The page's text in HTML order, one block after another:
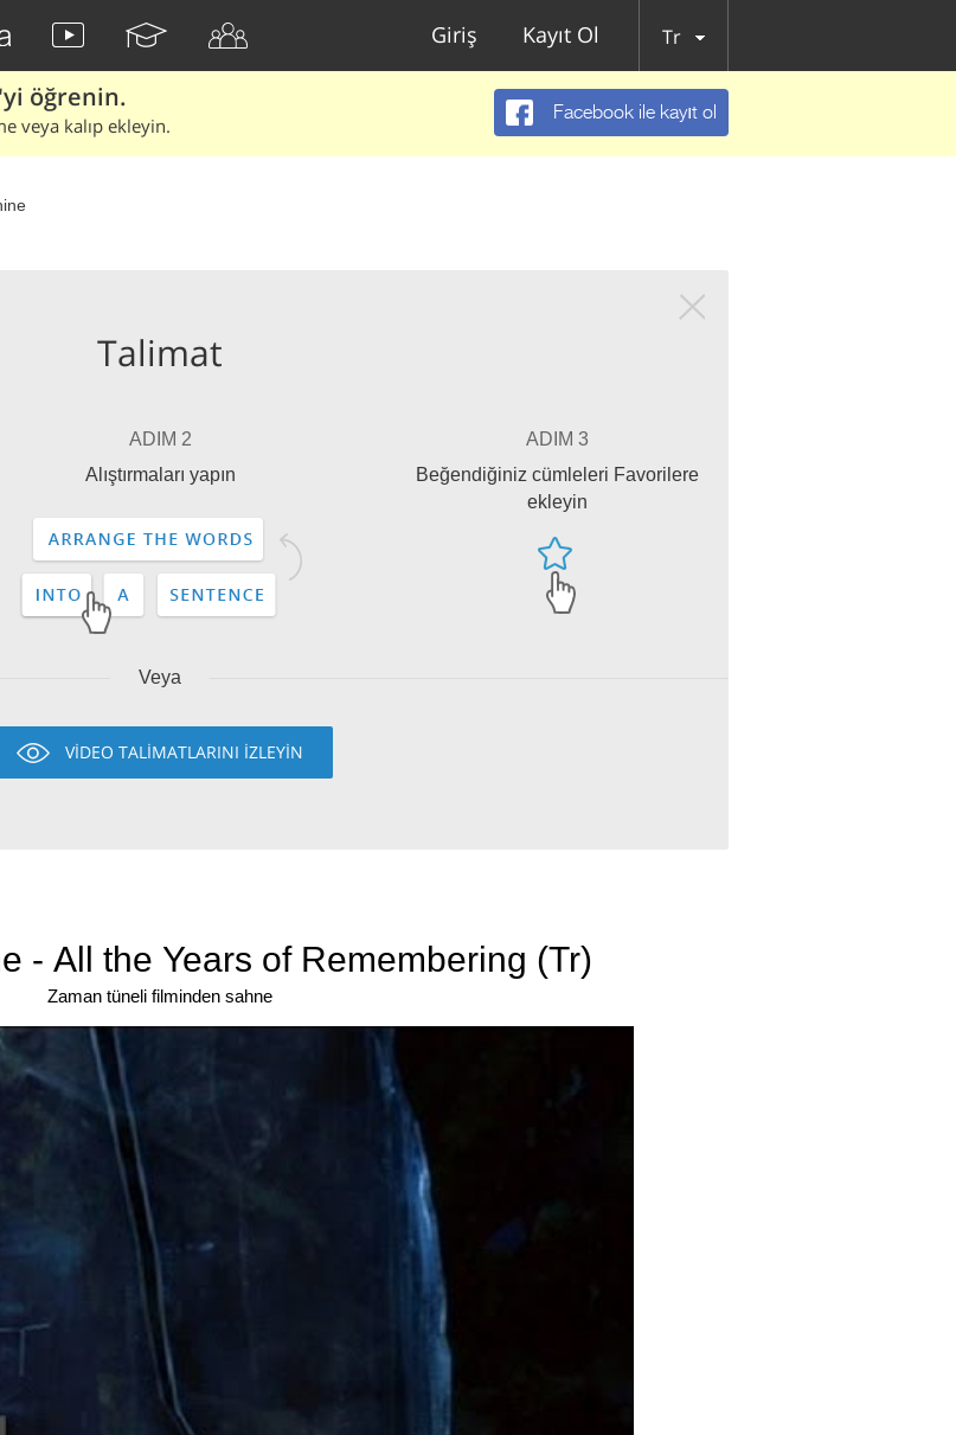
Giriş Kayıt Ol Tr
öğrenin.
veya kalıp ekleyin.
Facebook ile kayıt ol
Talimat
ADIM 2
Alıştırmaları yapın
ADIM 3
Beğendiğiniz cümleleri Favorilere
ekleyin
Veya
VİDEO TALİMATLARINI İZLEYİN
- All the Years of Remembering (Tr)
Zaman tüneli filminden sahne